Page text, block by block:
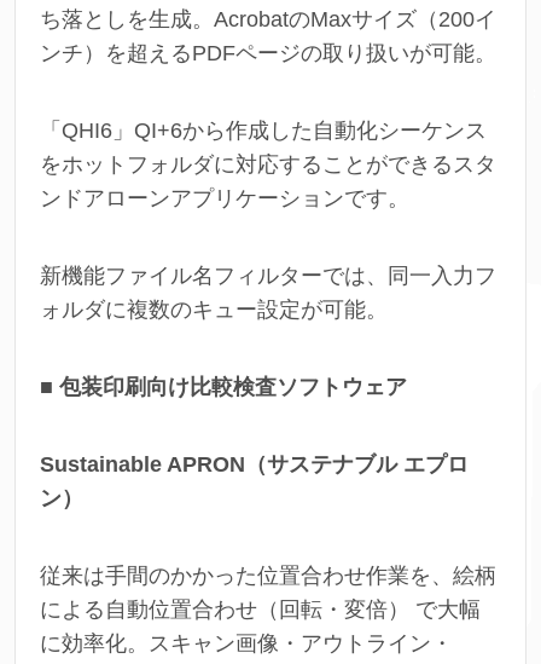
ち落としを生成。AcrobatのMaxサイズ（200イ
ンチ）を超えるPDFページの取り扱いが可能。
「QHI6」QI+6から作成した自動化シーケンス
をホットフォルダに対応することができるスタ
ンドアローンアプリケーションです。
新機能ファイル名フィルターでは、同一入力フ
ォルダに複数のキュー設定が可能。
■ 包装印刷向け比較検査ソフトウェア
Sustainable APRON（サステナブル エプロ
ン）
従来は手間のかかった位置合わせ作業を、絵柄
による自動位置合わせ（回転・変倍） で大幅
に効率化。スキャン画像・アウトライン・